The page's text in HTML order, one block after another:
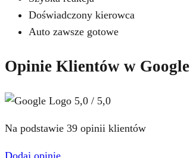
Doświadczony kierowca
Auto zawsze gotowe
Opinie Klientów w Google
5,0 / 5,0
Na podstawie 39 opinii klientów